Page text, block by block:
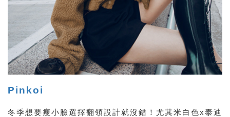
Pinkoi
冬季想要瘦小臉選擇翻領設計就沒錯！尤其米白色x泰迪